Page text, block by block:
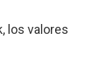
los valores